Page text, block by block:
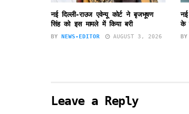
नई दिल्ली-राउज एवेन्यू कोर्ट ने बृजभूषण
सिंह को इस मामले में किया बरी
BY NEWS-EDITOR AUGUST 3, 2026
नई
के
BY
Leave a Reply